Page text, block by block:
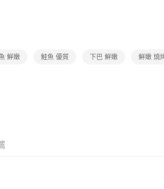
鮮嫩 鮭魚 優質 下巴 鮮嫩 鮮嫩 燒